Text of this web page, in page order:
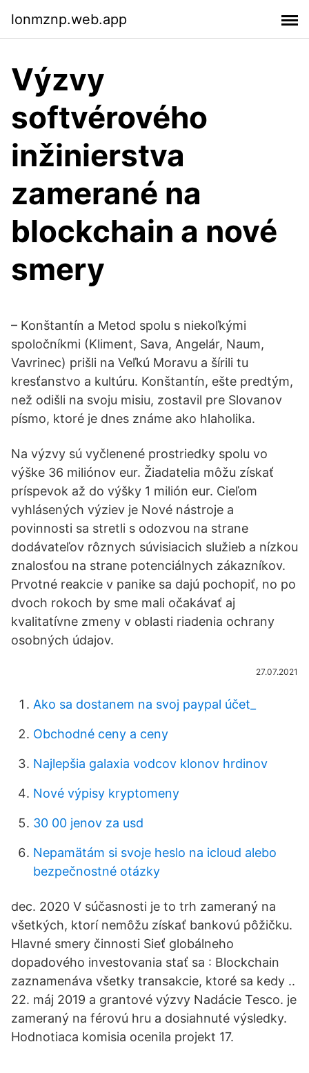
lonmznp.web.app
Výzvy
softvérového
inžinierstva
zamerané na
blockchain a nové
smery
– Konštantín a Metod spolu s niekoľkými
spoločníkmi (Kliment, Sava, Angelár, Naum,
Vavrinec) prišli na Veľkú Moravu a šírili tu
kresťanstvo a kultúru. Konštantín, ešte predtým,
než odišli na svoju misiu, zostavil pre Slovanov
písmo, ktoré je dnes známe ako hlaholika.
Na výzvy sú vyčlenené prostriedky spolu vo
výške 36 miliónov eur. Žiadatelia môžu získať
príspevok až do výšky 1 milión eur. Cieľom
vyhlásených výziev je Nové nástroje a
povinnosti sa stretli s odozvou na strane
dodávateľov rôznych súvisiacich služieb a nízkou
znalosťou na strane potenciálnych zákazníkov.
Prvotné reakcie v panike sa dajú pochopiť, no po
dvoch rokoch by sme mali očakávať aj
kvalitatívne zmeny v oblasti riadenia ochrany
osobných údajov.
27.07.2021
Ako sa dostanem na svoj paypal účet_
Obchodné ceny a ceny
Najlepšia galaxia vodcov klonov hrdinov
Nové výpisy kryptomeny
30 00 jenov za usd
Nepamätám si svoje heslo na icloud alebo
bezpečnostné otázky
dec. 2020 V súčasnosti je to trh zameraný na
všetkých, ktorí nemôžu získať bankovú pôžičku.
Hlavné smery činnosti Sieť globálneho
dopadového investovania stať sa : Blockchain
zaznamenáva všetky transakcie, ktoré sa kedy ..
22. máj 2019 a grantové výzvy Nadácie Tesco. je
zameraný na férovú hru a dosiahnuté výsledky.
Hodnotiaca komisia ocenila projekt 17.